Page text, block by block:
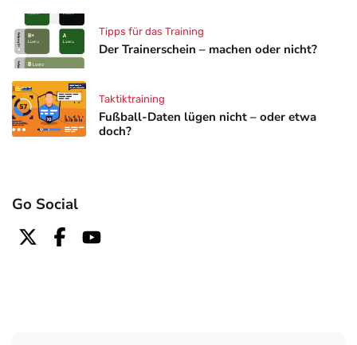
Der Trainerschein – machen oder nicht?
Tipps für das Training
Fußball-Daten lügen nicht – oder etwa
doch?
Taktiktraining
Go Social